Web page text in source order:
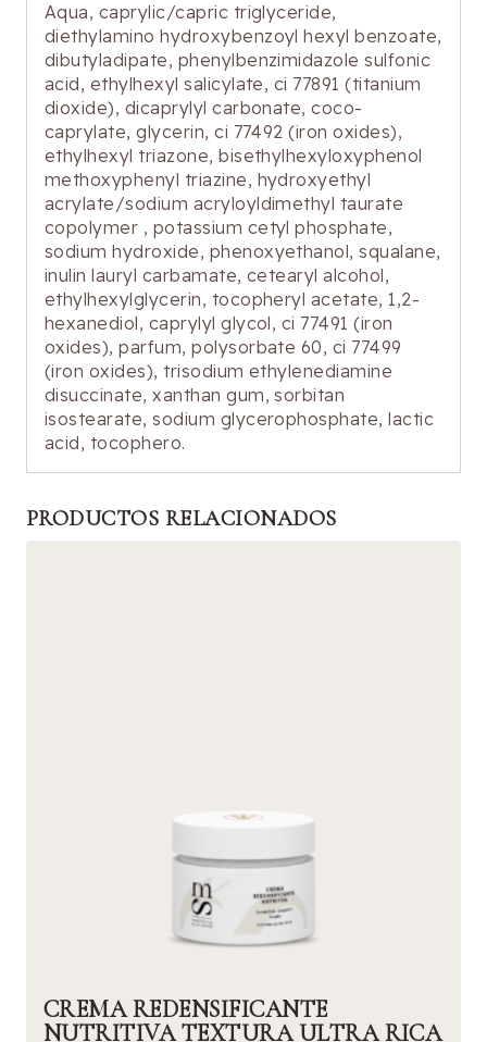
Aqua, caprylic/capric triglyceride,
diethylamino hydroxybenzoyl hexyl benzoate,
dibutyladipate, phenylbenzimidazole sulfonic
acid, ethylhexyl salicylate, ci 77891 (titanium
dioxide), dicaprylyl carbonate, coco-
caprylate, glycerin, ci 77492 (iron oxides),
ethylhexyl triazone, bisethylhexyloxyphenol
methoxyphenyl triazine, hydroxyethyl
acrylate/sodium acryloyldimethyl taurate
copolymer , potassium cetyl phosphate,
sodium hydroxide, phenoxyethanol, squalane,
inulin lauryl carbamate, cetearyl alcohol,
ethylhexylglycerin, tocopheryl acetate, 1,2-
hexanediol, caprylyl glycol, ci 77491 (iron
oxides), parfum, polysorbate 60, ci 77499
(iron oxides), trisodium ethylenediamine
disuccinate, xanthan gum, sorbitan
isostearate, sodium glycerophosphate, lactic
acid, tocophero.
PRODUCTOS RELACIONADOS
CREMA REDENSIFICANTE
NUTRITIVA TEXTURA ULTRA RICA